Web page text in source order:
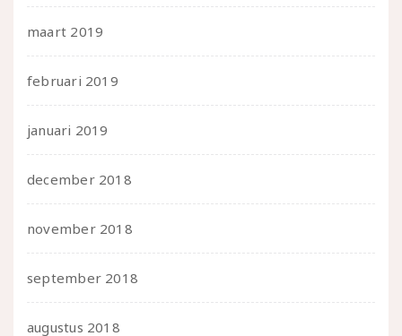
maart 2019
februari 2019
januari 2019
december 2018
november 2018
september 2018
augustus 2018